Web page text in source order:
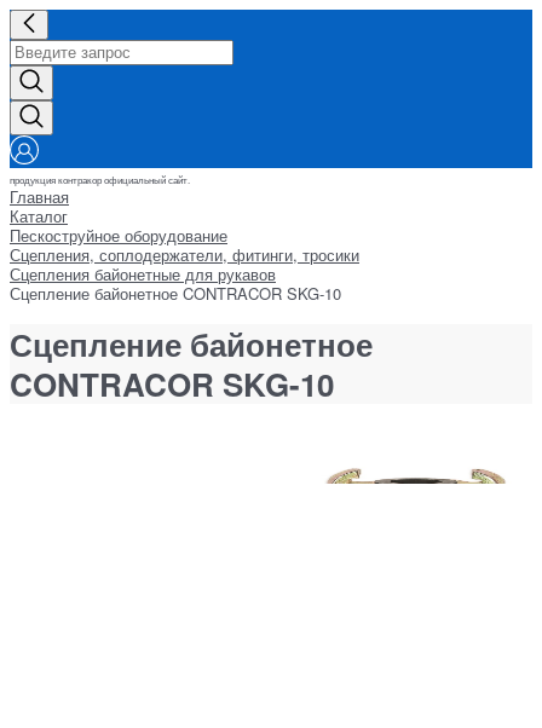
продукция контракор официальный сайт.
Главная
Каталог
Пескоструйное оборудование
Сцепления, соплодержатели, фитинги, тросики
Сцепления байонетные для рукавов
Сцепление байонетное CONTRACOR SKG-10
Сцепление байонетное
CONTRACOR SKG-10